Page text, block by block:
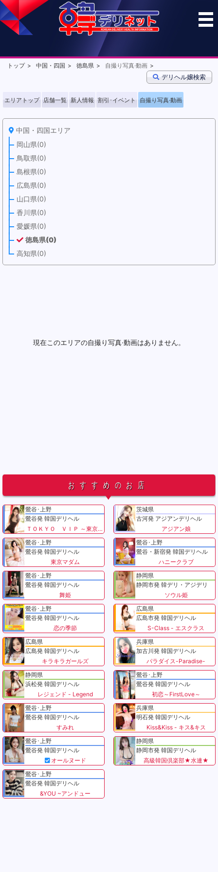
トップ 中国・四国 徳島県 自撮り写真·動画
デリヘル嬢検索
エリアトップ 店舗一覧 新人情報 割引･イベント 自撮り写真·動画
中国・四国エリア
岡山県(0)
鳥取県(0)
島根県(0)
広島県(0)
山口県(0)
香川県(0)
愛媛県(0)
徳島県(0)
高知県(0)
現在このエリアの自撮り写真·動画はありません。
おすすめのお店
鶯谷･上野
鶯谷発 韓国デリヘル
ＴＯＫＹＯ ＶＩＰ ～東京VIP～
茨城県
古河発 アジアンデリヘル
アジアン娘
鶯谷･上野
鶯谷発 韓国デリヘル
東京マダム
鶯谷･上野
鶯谷・新宿発 韓国デリヘル
ハニークラブ
鶯谷･上野
鶯谷発 韓国デリヘル
舞姫
静岡県
静岡市発 韓デリ・アジデリ
ソウル姫
鶯谷･上野
鶯谷発 韓国デリヘル
恋の季節
広島県
広島市発 韓国デリヘル
S-Class - エスクラス
広島県
広島発 韓国デリヘル
キラキラガールズ
兵庫県
加古川発 韓国デリヘル
パラダイス-Paradise-
静岡県
浜松発 韓国デリヘル
レジェンド - Legend
鶯谷･上野
鶯谷発 韓国デリヘル
初恋～FirstLove～
鶯谷･上野
鶯谷発 韓国デリヘル
すみれ
兵庫県
明石発 韓国デリヘル
Kiss&Kiss - キス&キス
鶯谷･上野
鶯谷発 韓国デリヘル
オールヌード
静岡県
静岡市発 韓国デリヘル
高級韓国倶楽部★水連★
鶯谷･上野
鶯谷発 韓国デリヘル
&YOU ~アンドュー